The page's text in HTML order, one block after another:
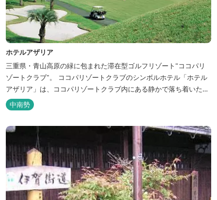
ホテルアザリア
三重県・青山高原の緑に包まれた滞在型ゴルフリゾート"ココパリ
ゾートクラブ"。 ココパリゾートクラブのシンボルホテル「ホテル
アザリア」は、ココパリゾートクラブ内にある静かで落ち着いた雰
囲気の宿泊施設です。 円筒形の特徴ある建物には、ツインや和洋室
など多彩な客室を備え、窓からはリゾートの美しい景色が広がりま
ちろん、伊勢...
中南勢